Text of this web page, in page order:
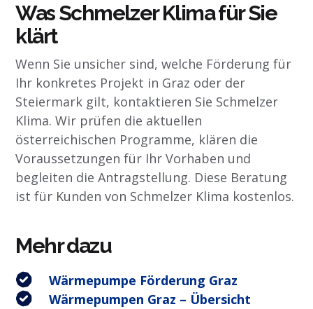
Was Schmelzer Klima für Sie
klärt
Wenn Sie unsicher sind, welche Förderung für
Ihr konkretes Projekt in Graz oder der
Steiermark gilt, kontaktieren Sie Schmelzer
Klima. Wir prüfen die aktuellen
österreichischen Programme, klären die
Voraussetzungen für Ihr Vorhaben und
begleiten die Antragstellung. Diese Beratung
ist für Kunden von Schmelzer Klima kostenlos.
Mehr dazu
Wärmepumpe Förderung Graz
Wärmepumpen Graz – Übersicht